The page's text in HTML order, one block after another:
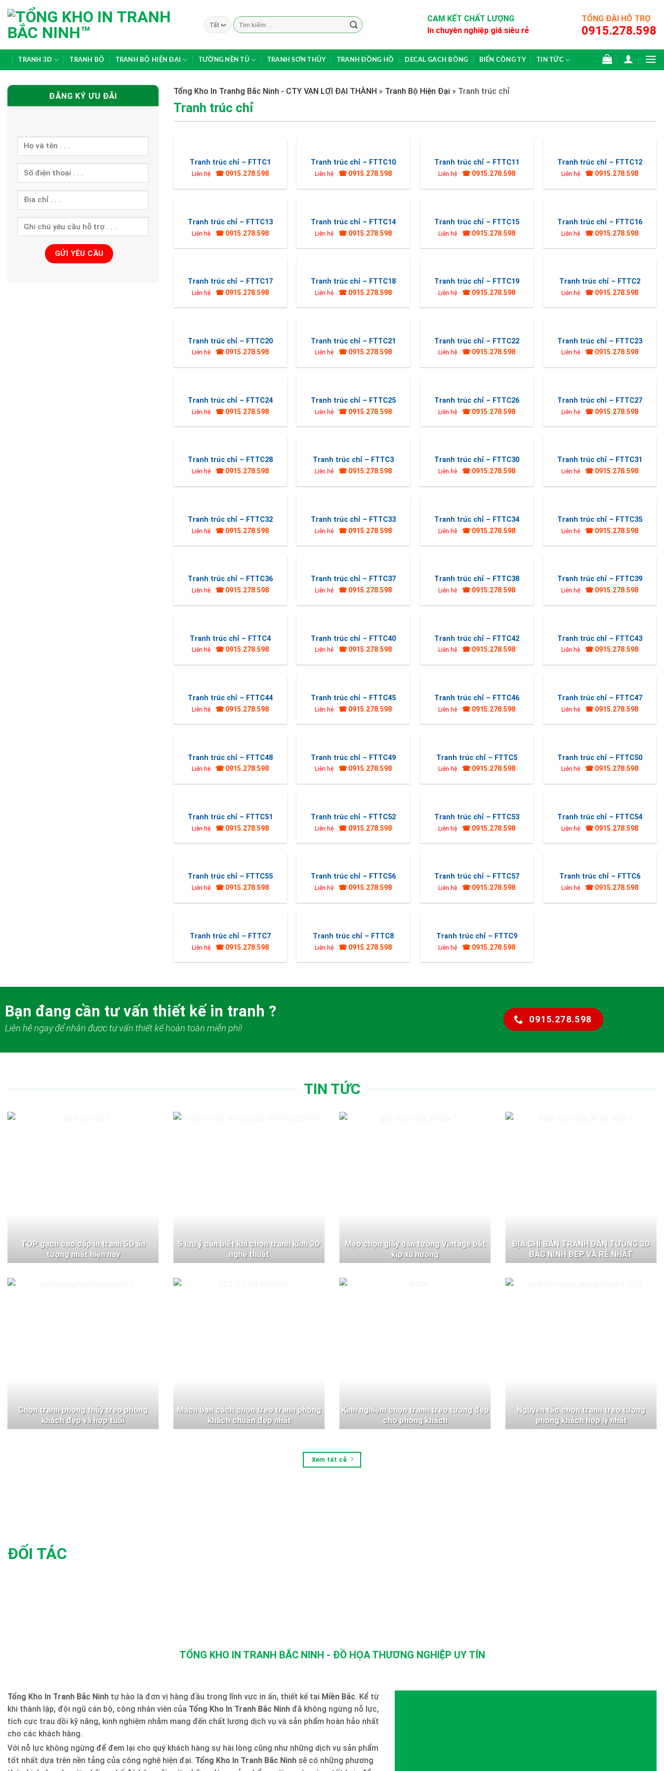
to
content
Search
for:
CAM KẾT CHẤT LƯỢNG
In chuyên nghiệp giá siêu rẻ
TỔNG ĐÀI HỖ TRỢ
0915.278.598
TRANH 3D TRANH BỘ TRANH BỘ HIỆN ĐẠI TƯỜNG NỀN TỦ TRANH SƠN THỦY TRANH ĐỒNG HỒ DECAL GẠCH BÔNG BIỂN CÔNG TY TIN TỨC
ĐĂNG KÝ ƯU ĐÃI
Tổng Kho In Tranhg Bắc Ninh - CTY VẠN LỢI ĐẠI THÀNH » Tranh Bộ Hiện Đại » Tranh trúc chỉ
Tranh trúc chỉ
Tranh trúc chỉ – FTTC1
Liên hệ ☎ 0915.278.598
Tranh trúc chỉ – FTTC10
Liên hệ ☎ 0915.278.598
Tranh trúc chỉ – FTTC11
Liên hệ ☎ 0915.278.598
Tranh trúc chỉ – FTTC12
Liên hệ ☎ 0915.278.598
Tranh trúc chỉ – FTTC13
Liên hệ ☎ 0915.278.598
Tranh trúc chỉ – FTTC14
Liên hệ ☎ 0915.278.598
Tranh trúc chỉ – FTTC15
Liên hệ ☎ 0915.278.598
Tranh trúc chỉ – FTTC16
Liên hệ ☎ 0915.278.598
Tranh trúc chỉ – FTTC17
Liên hệ ☎ 0915.278.598
Tranh trúc chỉ – FTTC18
Liên hệ ☎ 0915.278.598
Tranh trúc chỉ – FTTC19
Liên hệ ☎ 0915.278.598
Tranh trúc chỉ – FTTC2
Liên hệ ☎ 0915.278.598
Tranh trúc chỉ – FTTC20
Liên hệ ☎ 0915.278.598
Tranh trúc chỉ – FTTC21
Liên hệ ☎ 0915.278.598
Tranh trúc chỉ – FTTC22
Liên hệ ☎ 0915.278.598
Tranh trúc chỉ – FTTC23
Liên hệ ☎ 0915.278.598
Tranh trúc chỉ – FTTC24
Liên hệ ☎ 0915.278.598
Tranh trúc chỉ – FTTC25
Liên hệ ☎ 0915.278.598
Tranh trúc chỉ – FTTC26
Liên hệ ☎ 0915.278.598
Tranh trúc chỉ – FTTC27
Liên hệ ☎ 0915.278.598
Tranh trúc chỉ – FTTC28
Liên hệ ☎ 0915.278.598
Tranh trúc chỉ – FTTC3
Liên hệ ☎ 0915.278.598
Tranh trúc chỉ – FTTC30
Liên hệ ☎ 0915.278.598
Tranh trúc chỉ – FTTC31
Liên hệ ☎ 0915.278.598
Tranh trúc chỉ – FTTC32
Liên hệ ☎ 0915.278.598
Tranh trúc chỉ – FTTC33
Liên hệ ☎ 0915.278.598
Tranh trúc chỉ – FTTC34
Liên hệ ☎ 0915.278.598
Tranh trúc chỉ – FTTC35
Liên hệ ☎ 0915.278.598
Tranh trúc chỉ – FTTC36
Liên hệ ☎ 0915.278.598
Tranh trúc chỉ – FTTC37
Liên hệ ☎ 0915.278.598
Tranh trúc chỉ – FTTC38
Liên hệ ☎ 0915.278.598
Tranh trúc chỉ – FTTC39
Liên hệ ☎ 0915.278.598
Tranh trúc chỉ – FTTC4
Liên hệ ☎ 0915.278.598
Tranh trúc chỉ – FTTC40
Liên hệ ☎ 0915.278.598
Tranh trúc chỉ – FTTC42
Liên hệ ☎ 0915.278.598
Tranh trúc chỉ – FTTC43
Liên hệ ☎ 0915.278.598
Tranh trúc chỉ – FTTC44
Liên hệ ☎ 0915.278.598
Tranh trúc chỉ – FTTC45
Liên hệ ☎ 0915.278.598
Tranh trúc chỉ – FTTC46
Liên hệ ☎ 0915.278.598
Tranh trúc chỉ – FTTC47
Liên hệ ☎ 0915.278.598
Tranh trúc chỉ – FTTC48
Liên hệ ☎ 0915.278.598
Tranh trúc chỉ – FTTC49
Liên hệ ☎ 0915.278.598
Tranh trúc chỉ – FTTC5
Liên hệ ☎ 0915.278.598
Tranh trúc chỉ – FTTC50
Liên hệ ☎ 0915.278.598
Tranh trúc chỉ – FTTC51
Liên hệ ☎ 0915.278.598
Tranh trúc chỉ – FTTC52
Liên hệ ☎ 0915.278.598
Tranh trúc chỉ – FTTC53
Liên hệ ☎ 0915.278.598
Tranh trúc chỉ – FTTC54
Liên hệ ☎ 0915.278.598
Tranh trúc chỉ – FTTC55
Liên hệ ☎ 0915.278.598
Tranh trúc chỉ – FTTC56
Liên hệ ☎ 0915.278.598
Tranh trúc chỉ – FTTC57
Liên hệ ☎ 0915.278.598
Tranh trúc chỉ – FTTC6
Liên hệ ☎ 0915.278.598
Tranh trúc chỉ – FTTC7
Liên hệ ☎ 0915.278.598
Tranh trúc chỉ – FTTC8
Liên hệ ☎ 0915.278.598
Tranh trúc chỉ – FTTC9
Liên hệ ☎ 0915.278.598
Bạn đang cần tư vấn thiết kế in tranh ?
Liên hệ ngay để nhận được tư vấn thiết kế hoàn toàn miễn phí!
0915.278.598
TIN TỨC
TOP gạch cao cấp in tranh 5D ấn
tượng nhất hiện nay
5 lưu ý cần biết khi chọn tranh kính 3D
nghệ thuật
Mẹo chọn giấy dán tường Vintage bắt
kịp xu hướng
ĐỊA CHỈ BÁN TRANH DÁN TƯỜNG 3D
BẮC NINH ĐẸP VÀ RẺ NHẤT
Chọn tranh phong thủy treo phòng
khách đẹp và hợp tuổi
Mách bạn cách chọn treo tranh phòng
khách chuẩn đẹp nhất
Kinh nghiệm chọn tranh treo tường đẹp
cho phòng khách
Nguyên tắc chọn tranh treo tường
phòng khách hợp lý nhất
Xem tất cả
ĐỐI TÁC
TỔNG KHO IN TRANH BẮC NINH - ĐỒ HỌA THƯƠNG NGHIỆP UY TÍN
Tổng Kho In Tranh Bắc Ninh tự hào là đơn vị hàng đầu trong lĩnh vực in ấn, thiết kế tại Miền Bắc. Kể từ
khi thành lập, đội ngũ cán bộ, công nhân viên của Tổng Kho In Tranh Bắc Ninh đã không ngừng nỗ lực,
tích cực trau dồi kỹ năng, kinh nghiệm nhằm mang đến chất lượng dịch vụ và sản phẩm hoàn hảo nhất
cho các khách hàng.
Với nỗ lực không ngừng để đem lại cho quý khách hàng sự hài lòng cũng như những dịch vụ sản phẩm
tốt nhất dựa trên nền tảng của công nghệ hiện đại. Tổng Kho In Tranh Bắc Ninh sẽ có những phương